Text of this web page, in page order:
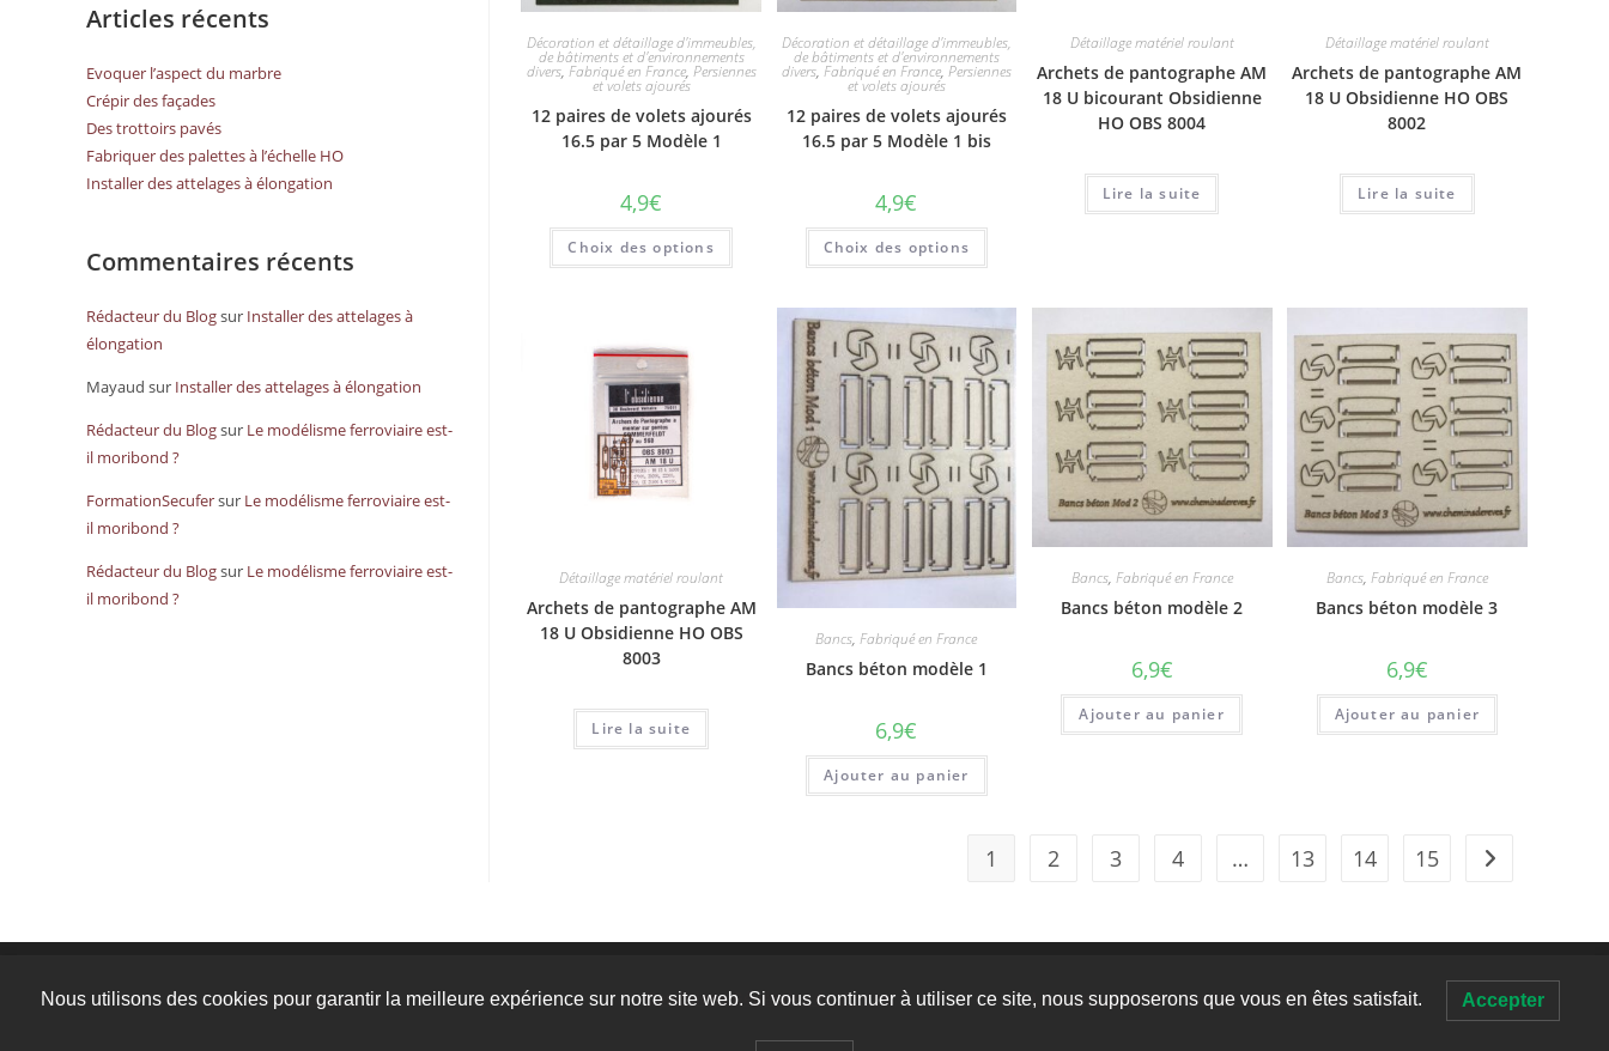
Décoration et détaillage d'immeubles,
de bâtiments et d'environnements
divers, Fabriqué en France, Persiennes
et volets ajourés
12 paires de volets ajourés
16.5 par 5 Modèle 1
4,9€
Choix des options
Décoration et détaillage d'immeubles,
de bâtiments et d'environnements
divers, Fabriqué en France, Persiennes
et volets ajourés
12 paires de volets ajourés
16.5 par 5 Modèle 1 bis
4,9€
Choix des options
Détaillage matériel roulant
Archets de pantographe AM
18 U bicourant Obsidienne
HO OBS 8004
Lire la suite
Détaillage matériel roulant
Archets de pantographe AM
18 U Obsidienne HO OBS
8002
Lire la suite
Détaillage matériel roulant
Archets de pantographe AM
18 U Obsidienne HO OBS
8003
Lire la suite
Bancs,Fabriqué en France
Bancs béton modèle 1
6,9€
Ajouter au panier
Bancs, Fabriqué en France
Bancs béton modèle 2
6,9€
Ajouter au panier
Bancs, Fabriqué en France
Bancs béton modèle 3
6,9€
Ajouter au panier
1 2 3 4 … 13 14 15
Articles récents
Evoquer l’aspect du marbre
Crépir des façades
Des trottoirs pavés
Fabriquer des palettes à l’échelle HO
Installer des attelages à élongation
Commentaires récents
Rédacteur du Blogsur Installer des attelages à
élongation
Mayaud sur Installer des attelages à élongation
Rédacteur du Blogsur Le modélisme ferroviaire est-
il moribond ?
FormationSecufersur Le modélisme ferroviaire est-
il moribond ?
Rédacteur du Blogsur Le modélisme ferroviaire est-
il moribond ?
Mentions légales Conditions Générales de Ventes Le développement durable pour Chemins de rêves
Nous utilisons des cookies pour garantir la meilleure expérience sur notre site web. Si vous continuer à utiliser ce site, nous supposerons que vous en êtes satisfait. Accepter